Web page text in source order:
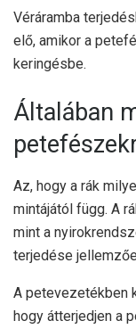
Véráramba
elő, amikor a
keringésbe.
Általában
Az, hogy a rák
mintájától függ. A
mint a
terjedése
A petevezetékben
hogy átterjedjen a